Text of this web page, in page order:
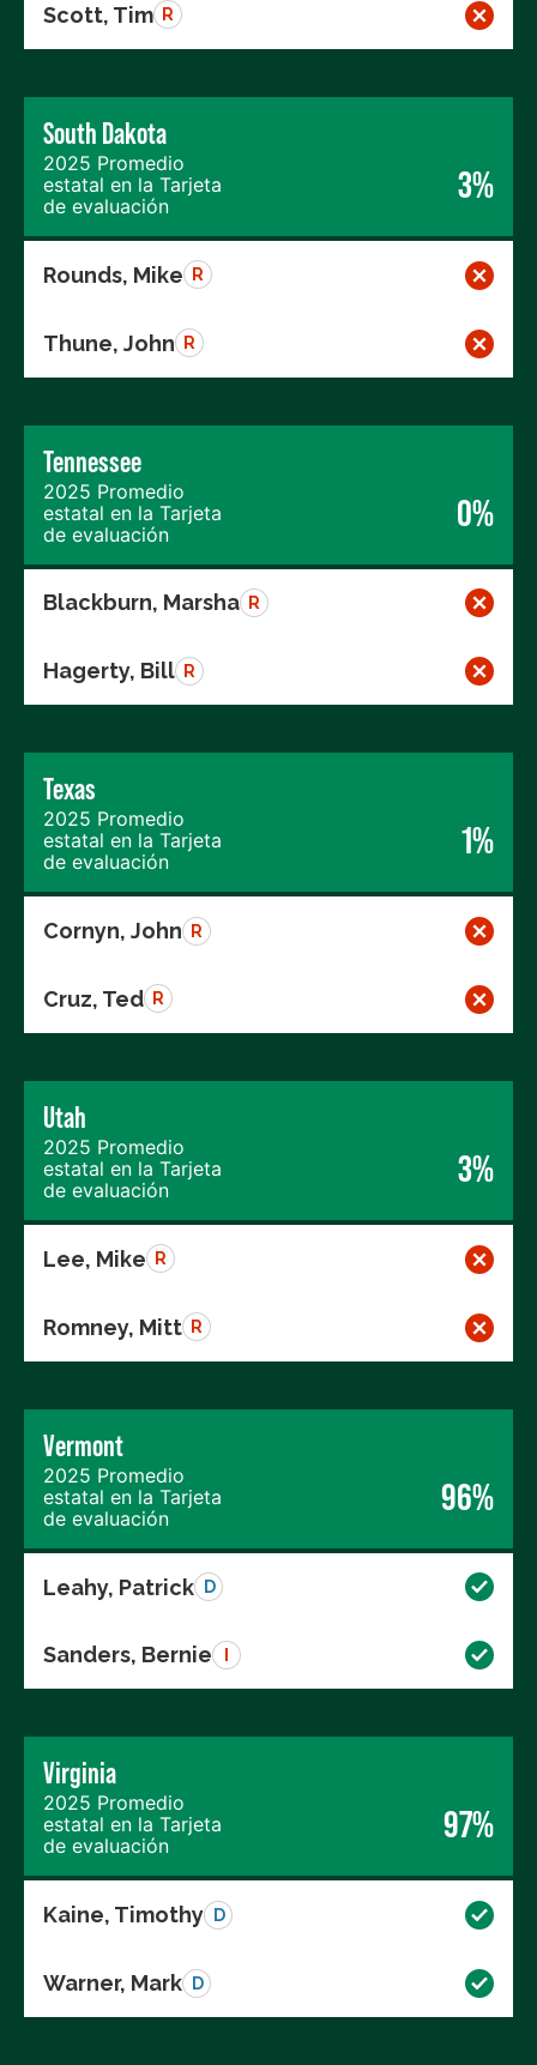
Scott, Tim R
South Dakota
2025 Promedio
estatal en la Tarjeta
de evaluación
3%
Rounds, Mike R
Thune, John R
Tennessee
2025 Promedio
estatal en la Tarjeta
de evaluación
0%
Blackburn, Marsha R
Hagerty, Bill R
Texas
2025 Promedio
estatal en la Tarjeta
de evaluación
1%
Cornyn, John R
Cruz, Ted R
Utah
2025 Promedio
estatal en la Tarjeta
de evaluación
3%
Lee, Mike R
Romney, Mitt R
Vermont
2025 Promedio
estatal en la Tarjeta
de evaluación
96%
Leahy, Patrick D
Sanders, Bernie
Virginia
2025 Promedio
estatal en la Tarjeta
de evaluación
97%
Kaine, Timothy D
Warner, Mark D